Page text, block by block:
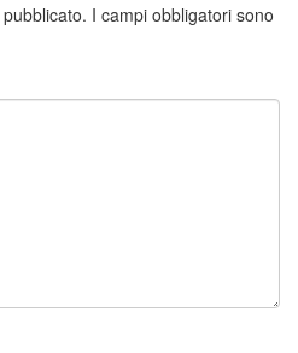
I campi obbligatori sono